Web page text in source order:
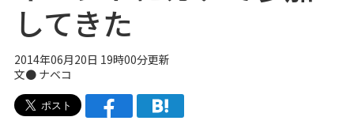
してきた
2014年06月20日 19時00分更新
文● ナベコ